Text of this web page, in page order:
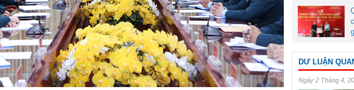
DƯ LUẬN
Ngày 2 Tháng 4,